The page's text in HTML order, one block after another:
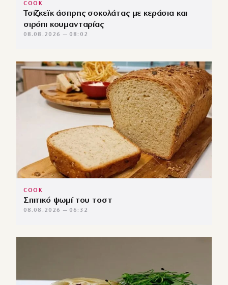
COOK
Τσίζκεϊκ άσπρης σοκολάτας με κεράσια και
σιρόπι κουμανταρίας
08.08.2026 — 08:02
COOK
Σπιτικό ψωμί του τοστ
08.08.2026 — 06:32